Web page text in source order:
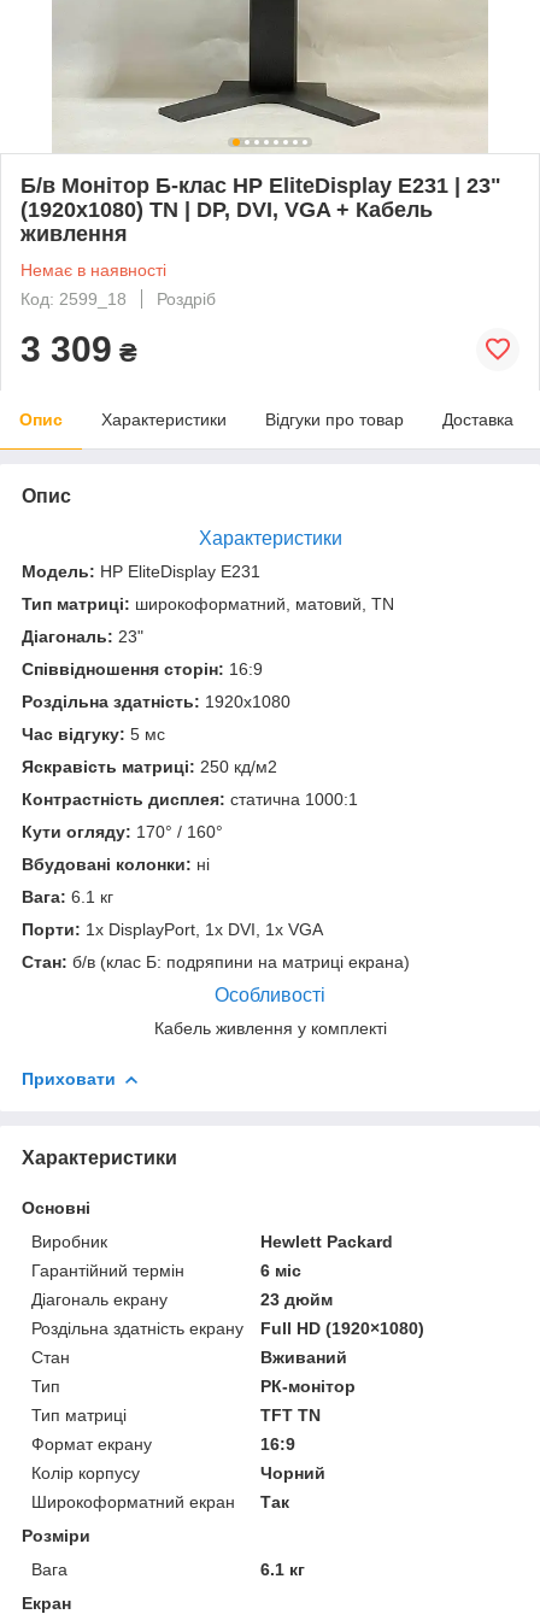
Б/в Монітор Б-клас HP EliteDisplay E231 | 23"
(1920x1080) TN | DP, DVI, VGA + Кабель
живлення
Немає в наявності
Код: 2599_18
Роздріб
3 309 ₴
Опис Характеристики Відгуки про товар Доставка
Опис
Характеристики
Модель: HP EliteDisplay E231
Тип матриці: широкоформатний, матовий, TN
Діагональ: 23"
Співвідношення сторін: 16:9
Роздільна здатність: 1920x1080
Час відгуку: 5 мс
Яскравість матриці: 250 кд/м2
Контрастність дисплея: статична 1000:1
Кути огляду: 170° / 160°
Вбудовані колонки: ні
Вага: 6.1 кг
Порти: 1x DisplayPort, 1x DVI, 1x VGA
Стан: б/в (клас Б: подряпини на матриці екрана)
Особливості
Кабель живлення у комплекті
Приховати
Характеристики
Основні
Виробник
Hewlett Packard
Гарантійний термін
6 міс
Діагональ екрану
23 дюйм
Роздільна здатність екрану
Full HD (1920×1080)
Стан
Вживаний
Тип
РК-монітор
Тип матриці
TFT TN
Формат екрану
16:9
Колір корпусу
Чорний
Широкоформатний екран
Так
Розміри
Вага
6.1 кг
Екран